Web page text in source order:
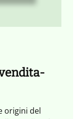
origini del